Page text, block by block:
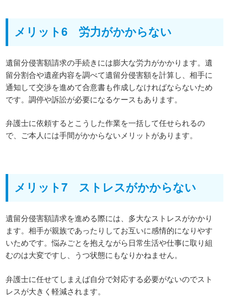
メリット6 労力がかからない
遺留分侵害額請求の手続きには膨大な労力がかかります。遺
留分割合や遺産内容を調べて遺留分侵害額を計算し、相手に
通知して交渉を進めて合意書も作成しなければならないため
です。調停や訴訟が必要になるケースもあります。
弁護士に依頼するとこうした作業を一括して任せられるの
で、ご本人には手間がかからないメリットがあります。
メリット7 ストレスがかからない
遺留分侵害額請求を進める際には、多大なストレスがかかり
ます。相手が親族であったりしてお互いに感情的になりやす
いためです。悩みごとを抱えながら日常生活や仕事に取り組
むのは大変ですし、うつ状態にもなりかねません。
弁護士に任せてしまえば自分で対応する必要がないのでスト
レスが大きく軽減されます。